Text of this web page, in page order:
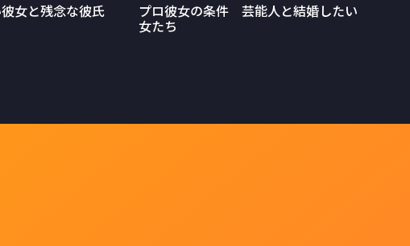
女と残念な彼氏 プロ彼女の条件 芸能人と結婚したい
女たち